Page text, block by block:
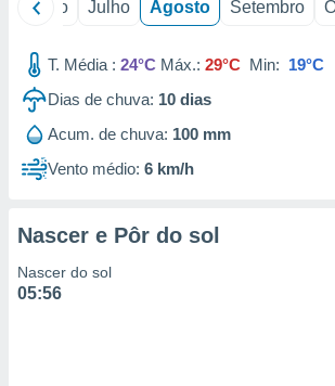
Junho Julho Agosto Setembro
T. Média : 24°C Máx.: 29°C Min: 19°C
Dias de chuva: 10 dias
Acum. de chuva: 100 mm
Vento médio: 6 km/h
Nascer e Pôr do sol
Nascer do sol
05:56